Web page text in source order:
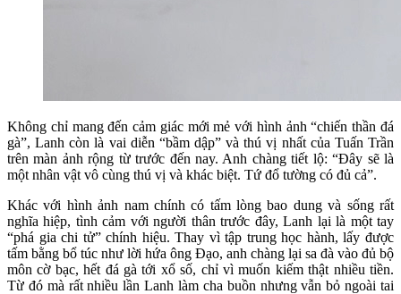
Không chỉ mang đến cảm giác mới mẻ với hình ảnh “chiến thần đá
gà”, Lanh còn là vai diễn “bầm dập” và thú vị nhất của Tuấn Trần
trên màn ảnh rộng từ trước đến nay. Anh chàng tiết lộ: “Đây sẽ là
một nhân vật vô cùng thú vị và khác biệt. Tứ đổ tường có đủ cả”.
Khác với hình ảnh nam chính có tấm lòng bao dung và sống rất
nghĩa hiệp, tình cảm với người thân trước đây, Lanh lại là một tay
“phá gia chi tử” chính hiệu. Thay vì tập trung học hành, lấy được
tấm bằng bổ túc như lời hứa ông Đạo, anh chàng lại sa đà vào đủ bộ
môn cờ bạc, hết đá gà tới xổ số, chỉ vì muốn kiếm thật nhiều tiền.
Từ đó mà rất nhiều lần Lanh làm cha buồn nhưng vẫn bỏ ngoài tai